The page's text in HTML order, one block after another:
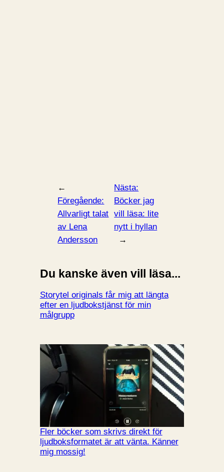
←
Föregående:
Allvarligt talat
av Lena
Andersson
Nästa:
Böcker jag
vill läsa: lite
nytt i hyllan
→
Du kanske även vill läsa...
Storytel originals får mig att längta
efter en ljudbokstjänst för min
målgrupp
Fler böcker som skrivs direkt för
ljudboksformatet är att vänta. Känner
mig mossig!